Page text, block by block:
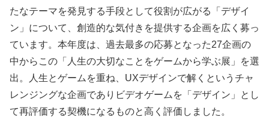
たなテーマを発見する手段として役割が広がる「デザイ
ン」について、創造的な気付きを提供する企画を広く募っ
ています。本年度は、過去最多の応募となった27企画の
中からこの「人生の大切なことをゲームから学ぶ展」を選
出。人生とゲームを重ね、UXデザインで解くというチャ
レンジングな企画でありビデオゲームを「デザイン」とし
て再評価する契機になるものと高く評価しました。